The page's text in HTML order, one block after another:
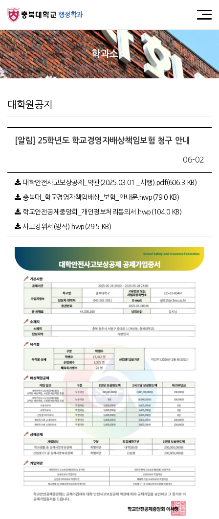
행정학과
학과소식
대학원공지
[알림] 25학년도 학교경영자배상책임보험 청구 안내
06-02
대학안전사고보상공제_약관(2025.03.01._시행).pdf(606.3 KB)
충북대_학교경영자책임배상_보험_안내문.hwp(79.0 KB)
학교안전공제중앙회_개인정보처리동의서.hwp(104.0 KB)
사고경위서(양식).hwp(29.5 KB)